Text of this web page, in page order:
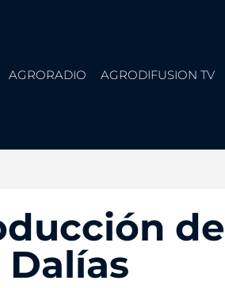
AGRORADIO AGRODIFUSION TV
de